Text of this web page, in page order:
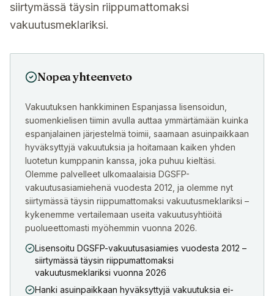
siirtymässä täysin riippumattomaksi
vakuutusmeklariksi.
Nopea yhteenveto
Vakuutuksen hankkiminen Espanjassa lisensoidun,
suomenkielisen tiimin avulla auttaa ymmärtämään kuinka
espanjalainen järjestelmä toimii, saamaan asuinpaikkaan
hyväksyttyjä vakuutuksia ja hoitamaan kaiken yhden
luotetun kumppanin kanssa, joka puhuu kieltäsi.
Olemme palvelleet ulkomaalaisia DGSFP-
vakuutusasiamiehenä vuodesta 2012, ja olemme nyt
siirtymässä täysin riippumattomaksi vakuutusmeklariksi –
kykenemme vertailemaan useita vakuutusyhtiöitä
puolueettomasti myöhemmin vuonna 2026.
Lisensoitu DGSFP-vakuutusasiamies vuodesta 2012 –
siirtymässä täysin riippumattomaksi
vakuutusmeklariksi vuonna 2026
Hanki asuinpaikkaan hyväksyttyjä vakuutuksia ei-